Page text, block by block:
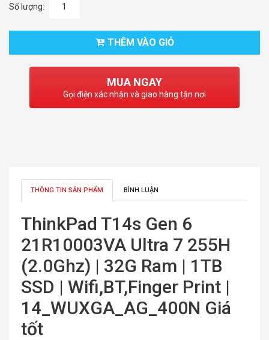
Số lượng:
THÊM VÀO GIỎ
MUA NGAY
Gọi điện xác nhận và giao hàng tận nơi
THÔNG TIN SẢN PHẨM BÌNH LUẬN
ThinkPad T14s Gen 6
21R10003VA Ultra 7 255H
(2.0Ghz) | 32G Ram | 1TB
SSD | Wifi,BT,Finger Print |
14_WUXGA_AG_400N Giá
tốt